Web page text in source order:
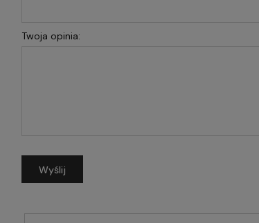
Twoja opinia:
Wyślij